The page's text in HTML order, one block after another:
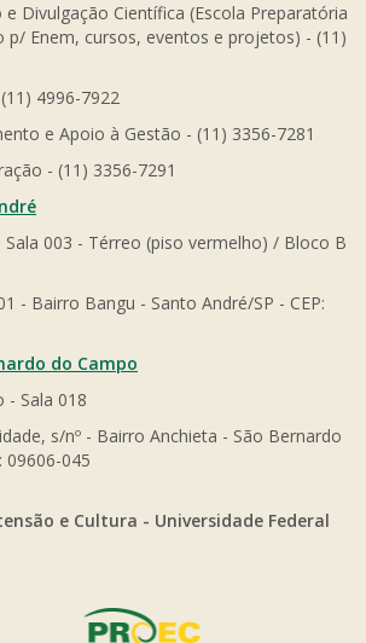
Divulgação Científica (Escola Preparatória
p/ Enem, cursos, eventos e projetos) - (11)
4996-7922
e Apoio à Gestão - (11) 3356-7281
- (11) 3356-7291
Sala 003 - Térreo (piso vermelho) / Bloco B
- Bairro Bangu - Santo André/SP - CEP:
do Campo
- Sala 018
s/nº - Bairro Anchieta - São Bernardo
09606-045
e Cultura - Universidade Federal